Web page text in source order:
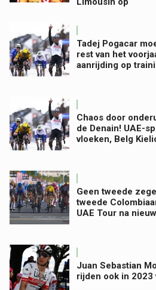
Tadej Pogacar
rest van het
aanrijding op
Chaos door
de Denain! UAE-
vloeken, Belg
Geen tweede
tweede
UAE Tour na
Juan Sebastian
rijden ook in 2023